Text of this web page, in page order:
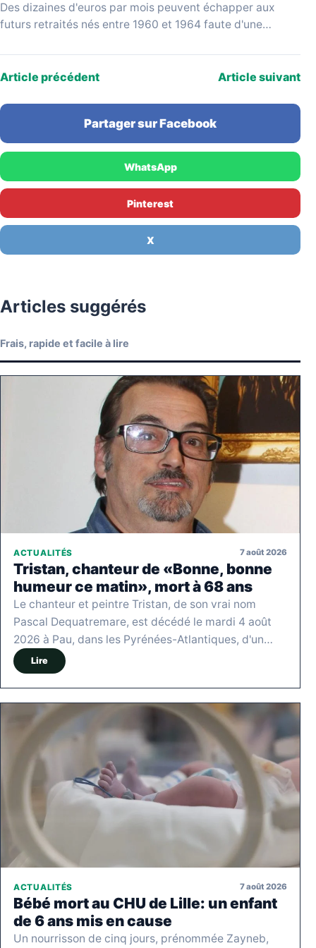
Des dizaines d'euros par mois peuvent échapper aux
futurs retraités nés entre 1960 et 1964 faute d'une
Article précédent Article suivant
Partager sur Facebook
WhatsApp
Pinterest
X
Articles suggérés
Frais, rapide et facile à lire
ACTUALITÉS 7 août 2026
Tristan, chanteur de «Bonne, bonne
humeur ce matin», mort à 68 ans
Le chanteur et peintre Tristan, de son vrai nom
Pascal Dequatremare, est décédé le mardi 4 août
2026 à Pau, dans les Pyrénées-Atlantiques, d'un…
Lire
ACTUALITÉS 7 août 2026
Bébé mort au CHU de Lille: un enfant
de 6 ans mis en cause
Un nourrisson de cinq jours, prénommée Zayneb,